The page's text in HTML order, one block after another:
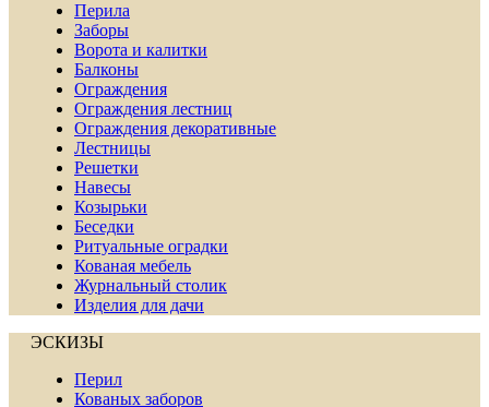
Перила
Заборы
Ворота и калитки
Балконы
Ограждения
Ограждения лестниц
Ограждения декоративные
Лестницы
Решетки
Навесы
Козырьки
Беседки
Ритуальные оградки
Кованая мебель
Журнальный столик
Изделия для дачи
ЭСКИЗЫ
Перил
Кованых заборов